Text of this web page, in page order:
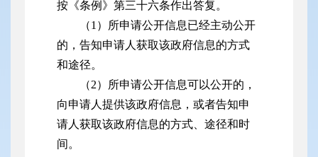
按《条例》第三十六条作出答复。
（1）所申请公开信息已经主动公开
的，告知申请人获取该政府信息的方式
和途径。
（2）所申请公开信息可以公开的，
向申请人提供该政府信息，或者告知申
请人获取该政府信息的方式、途径和时
间。